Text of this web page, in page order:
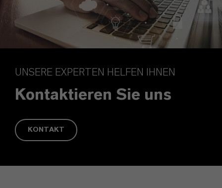
UNSERE EXPERTEN HELFEN IHNEN
Kontaktieren Sie uns
KONTAKT